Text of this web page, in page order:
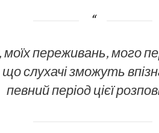
переживань, мого
слухачі зможуть
певний період цієї